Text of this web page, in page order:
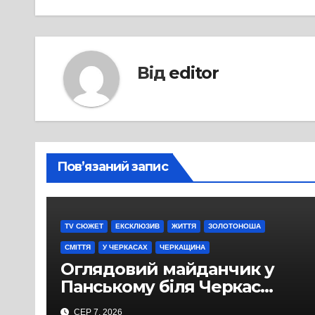
Від editor
Пов’язаний запис
TV СЮЖЕТ ЕКСКЛЮЗИВ ЖИТТЯ ЗОЛОТОНОША
СМІТТЯ У ЧЕРКАСАХ ЧЕРКАЩИНА
Оглядовий майданчик у
Панському біля Черкас
перетворився на
СЕР 7, 2026